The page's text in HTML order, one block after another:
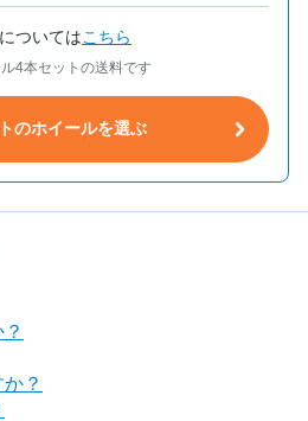
ついてはこちら
4本セットの送料です
のホイールを選ぶ
？